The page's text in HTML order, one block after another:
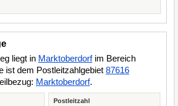
liegt in Marktoberdorfim Bereich
ist dem Postleitzahlgebiet 87616
Marktoberdorf.
Postleitzahl